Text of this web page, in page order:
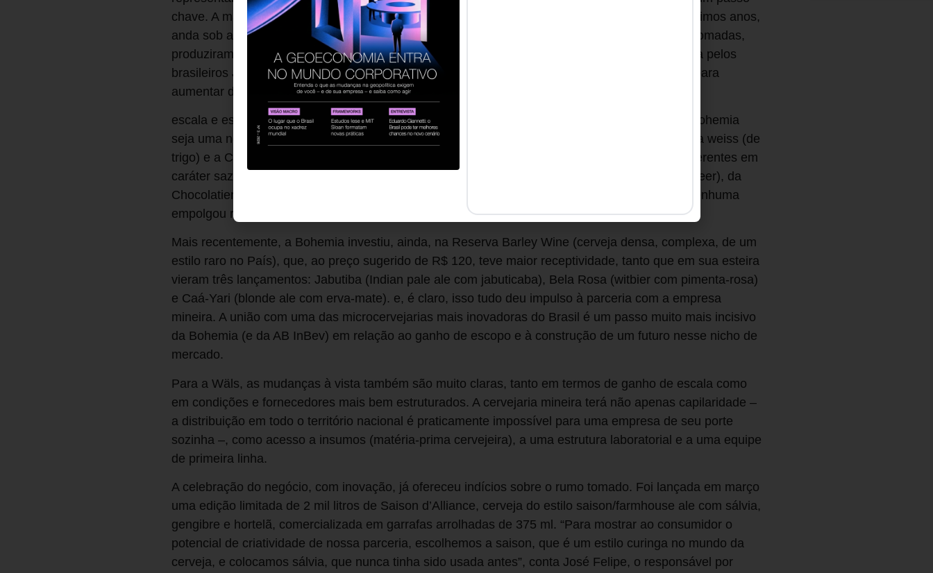
chave. A maior companhia cervejeira do mundo, com apetite incontrolável de aquisições nos últimos anos,
anda sob ataque das cervejas artesanais norte-americanas – anunciou-se este ano que elas, somadas,
produziram cerca de 16 bilhões de barris, empatando com a Budweiser. A empresa capitaneada pelos
brasileiros Jorge Paulo Lemann, Marcel Telles e Carlos Sicupira agora faz um movimento não para
aumentar de tamanho, e sim como uma carta de intenções sobre a direção que vai tomar.
escala e escopo A estratégia da AB InBev é investir em escopo, mas não dá para dizer que a Bohemia
seja uma novata em multiplicar variedades. Desde os anos 2000, a Bohemia escura, a Bohemia weiss (de
trigo) e a Confraria (de inspiração belga) integram seu portfólio. ela também lançou receitas diferentes em
caráter sazonal ou promocional. Foi o caso da Royal Ale (estilo old ale), da Oaken (wood age beer), da
Chocolatier (escura, produzida com chocolate) e da Imperial (lager mais encorpada). Só que nenhuma
empolgou realmente os conhecedores.
Mais recentemente, a Bohemia investiu, ainda, na Reserva Barley Wine (cerveja densa, complexa, de um
estilo raro no País), que, ao preço sugerido de R$ 120, teve maior receptividade, tanto que em sua esteira
vieram três lançamentos: Jabutiba (Indian pale ale com jabuticaba), Bela Rosa (witbier com pimenta-rosa)
e Caá-Yari (blonde ale com erva-mate). e, é claro, isso tudo deu impulso à parceria com a empresa
mineira. A união com uma das microcervejarias mais inovadoras do Brasil é um passo muito mais incisivo
da Bohemia (e da AB InBev) em relação ao ganho de escopo e à construção de um futuro nesse nicho de
mercado.
Para a Wäls, as mudanças à vista também são muito claras, tanto em termos de ganho de escala como
em condições e fornecedores mais bem estruturados. A cervejaria mineira terá não apenas capilaridade –
a distribuição em todo o território nacional é praticamente impossível para uma empresa de seu porte
sozinha –, como acesso a insumos (matéria-prima cervejeira), a uma estrutura laboratorial e a uma equipe
de primeira linha.
A celebração do negócio, com inovação, já ofereceu indícios sobre o rumo tomado. Foi lançada em março
uma edição limitada de 2 mil litros de Saison d’Alliance, cerveja do estilo saison/farmhouse ale com sálvia,
gengibre e hortelã, comercializada em garrafas arrolhadas de 375 ml. “Para mostrar ao consumidor o
potencial de criatividade de nossa parceria, escolhemos a saison, que é um estilo curinga no mundo da
cerveja, e colocamos sálvia, que nunca tinha sido usada antes”, conta José Felipe, o responsável por